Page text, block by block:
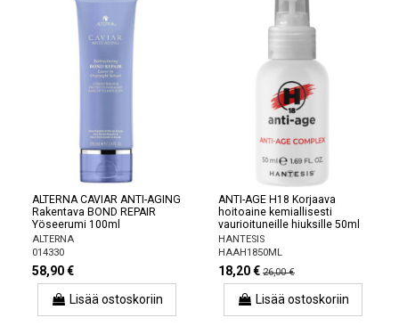
ALTERNA CAVIAR ANTI-AGING
Rakentava BOND REPAIR
Yöseerumi 100ml
ALTERNA
014330
58,90 €
Lisää ostoskoriin
ANTI-AGE H18 Korjaava
hoitoaine kemiallisesti
vaurioituneille hiuksille 50ml
HANTESIS
HAAH1850ML
18,20 € 26,00 €
Lisää ostoskoriin